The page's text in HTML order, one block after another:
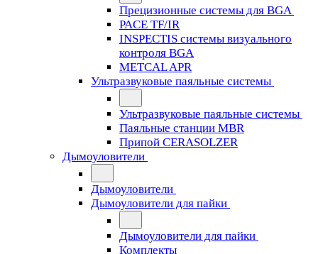
Прецизионные системы для BGA
PACE TF/IR
INSPECTIS системы визуального
контроля BGA
METCAL APR
Ультразвуковые паяльные системы
Ультразвуковые паяльные системы
Паяльные станции MBR
Припой CERASOLZER
Дымоуловители
Дымоуловители
Дымоуловители для пайки
Дымоуловители для пайки
Комплекты